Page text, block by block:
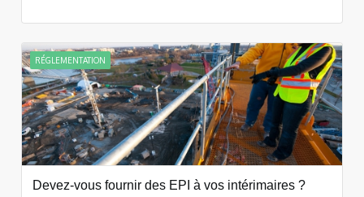
RÉGLEMENTATION
Devez-vous fournir des EPI à vos intérimaires ?